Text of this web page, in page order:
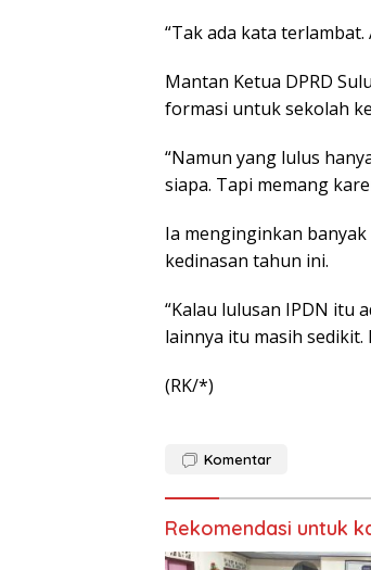
“Tak ada kata
Mantan Ketua DPRD
formasi untuk sekolah
“Namun yang lulus
siapa. Tapi memang
Ia menginginkan
kedinasan tahun ini.
“Kalau lulusan IPDN itu
lainnya itu masih
(RK/*)
Komentar
Rekomendasi untuk